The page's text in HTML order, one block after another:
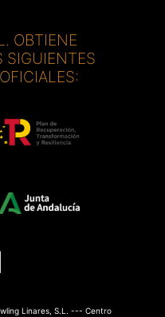
OBTIENE
SIGUIENTES
Linares, S.L. --- Centro